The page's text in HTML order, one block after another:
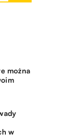
można
w